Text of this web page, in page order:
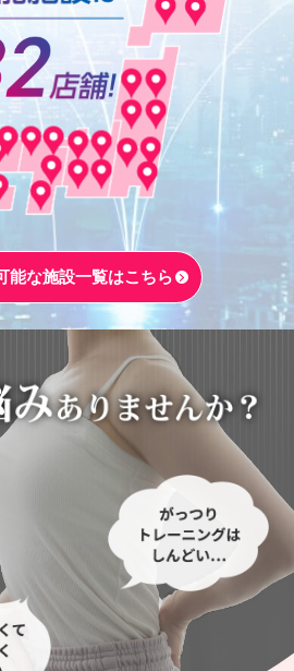
能な施設一覧はこちら